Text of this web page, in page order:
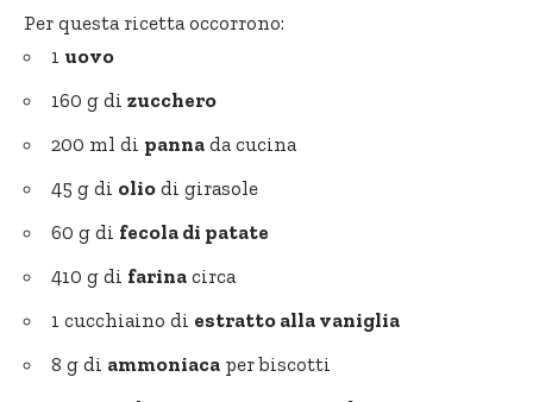
Per questa ricetta occorrono:
1 uovo
160 g di zucchero
200 ml di panna da cucina
45 g di olio di girasole
60 g di fecola di patate
410 g di farina circa
1 cucchiaino di estratto alla vaniglia
8 g di ammoniaca per biscotti